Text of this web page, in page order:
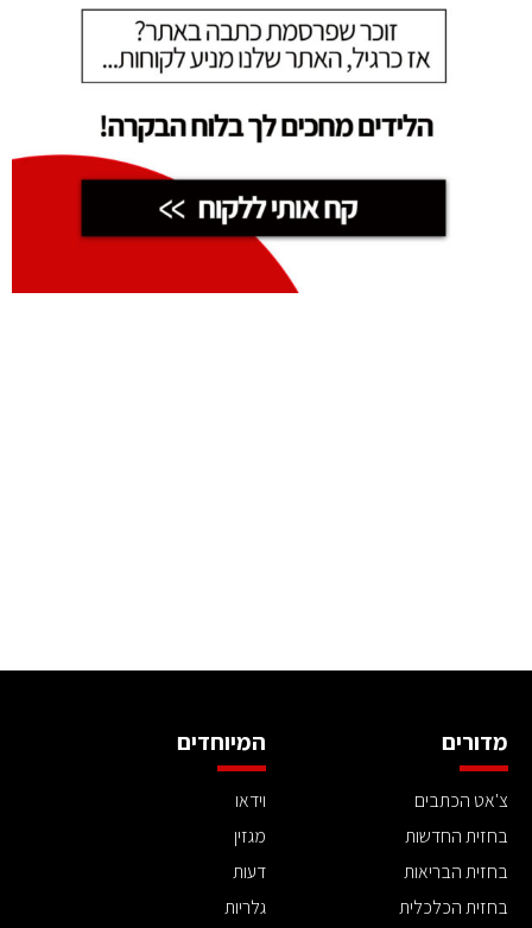
מדורים
צ'אט הכתבים
בחזית החדשות
בחזית הבריאות
בחזית הכלכלית
המיוחדים
וידאו
מגזין
דעות
גלריות